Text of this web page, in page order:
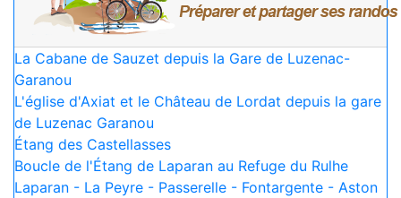
La Cabane de Sauzet depuis la Gare de Luzenac-
Garanou
L'église d'Axiat et le Château de Lordat depuis la gare
de Luzenac Garanou
Étang des Castellasses
Boucle de l'Étang de Laparan au Refuge du Rulhe
Laparan - La Peyre - Passerelle - Fontargente - Aston